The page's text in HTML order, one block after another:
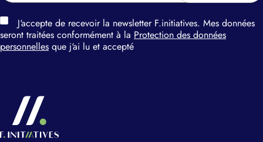
J‘accepte de recevoir la newsletter F.initiatives. Mes données
seront traitées conformément à la Protection des données
personnelles que j‘ai lu et accepté